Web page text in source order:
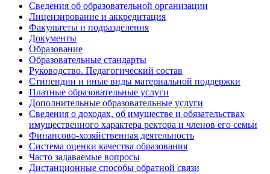
Сведения об образовательной организации
Лицензирование и аккредитация
Факультеты и подразделения
Документы
Образование
Образовательные стандарты
Руководство. Педагогический состав
Стипендии и иные виды материальной поддержки
Платные образовательные услуги
Дополнительные образовательные услуги
Сведения о доходах, об имуществе и обязательствах
имущественного характера ректора и членов его семьи
Финансово-хозяйственная деятельность
Система оценки качества образования
Часто задаваемые вопросы
Дистанционные способы обратной связи